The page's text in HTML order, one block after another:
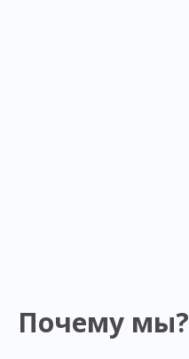
Почему мы?